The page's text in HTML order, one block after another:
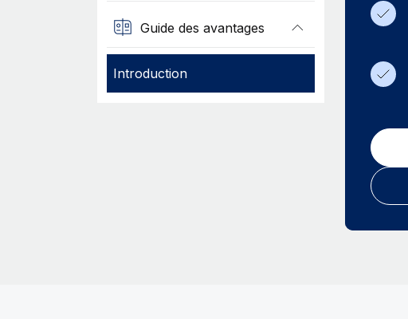
Guide des avantages
Introduction